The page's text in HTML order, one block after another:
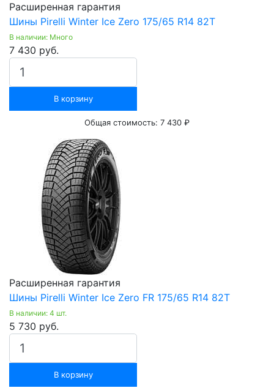
Расширенная гарантия
Шины Pirelli Winter Ice Zero 175/65 R14 82T
В наличии: Много
7 430 руб.
В корзину
Общая стоимость: 7 430 ₽
Расширенная гарантия
Шины Pirelli Winter Ice Zero FR 175/65 R14 82Т
В наличии: 4 шт.
5 730 руб.
В корзину